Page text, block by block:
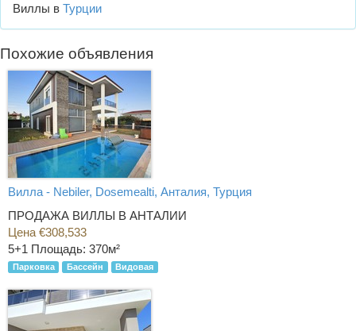
Виллы в Турции
Похожие объявления
Вилла - Nebiler, Dosemealti, Анталия, Турция
ПРОДАЖА ВИЛЛЫ В АНТАЛИИ
Цена €308,533
5+1 Площадь: 370м²
Парковка Бассейн Видовая